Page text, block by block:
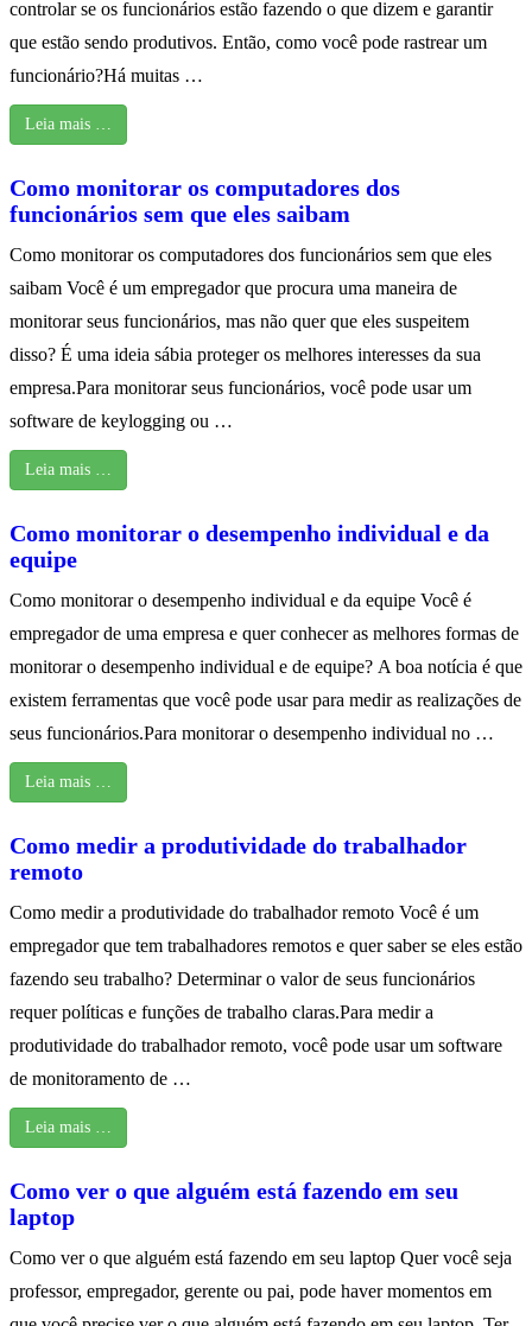
controlar se os funcionários estão fazendo o que dizem e garantir
que estão sendo produtivos. Então, como você pode rastrear um
funcionário?Há muitas …
Leia mais …
Como monitorar os computadores dos
funcionários sem que eles saibam
Como monitorar os computadores dos funcionários sem que eles
saibam Você é um empregador que procura uma maneira de
monitorar seus funcionários, mas não quer que eles suspeitem
disso? É uma ideia sábia proteger os melhores interesses da sua
empresa.Para monitorar seus funcionários, você pode usar um
software de keylogging ou …
Leia mais …
Como monitorar o desempenho individual e da
equipe
Como monitorar o desempenho individual e da equipe Você é
empregador de uma empresa e quer conhecer as melhores formas de
monitorar o desempenho individual e de equipe? A boa notícia é que
existem ferramentas que você pode usar para medir as realizações de
seus funcionários.Para monitorar o desempenho individual no …
Leia mais …
Como medir a produtividade do trabalhador
remoto
Como medir a produtividade do trabalhador remoto Você é um
empregador que tem trabalhadores remotos e quer saber se eles estão
fazendo seu trabalho? Determinar o valor de seus funcionários
requer políticas e funções de trabalho claras.Para medir a
produtividade do trabalhador remoto, você pode usar um software
de monitoramento de …
Leia mais …
Como ver o que alguém está fazendo em seu
laptop
Como ver o que alguém está fazendo em seu laptop Quer você seja
professor, empregador, gerente ou pai, pode haver momentos em